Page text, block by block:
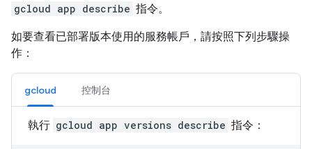
gcloud app describe 指令。
如要查看已部署版本使用的服務帳戶，請按照下列步驟操
作：
gcloud 控制台
執行 gcloud app versions describe 指令：